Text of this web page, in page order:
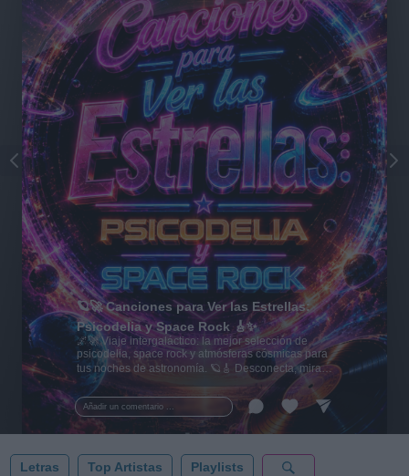
Añadir un comentario ...
🪐🚀 Canciones para Ver las Estrellas:
Psicodelia y Space Rock 🎸✨
🌌🚀 Viaje intergaláctico: la mejor selección de
psicodelia, space rock y atmósferas cósmicas para
tus noches de astronomía. 🪐🎸 Desconecta, mira
al firmamento y siente la gravedad cero. 💾 ¡Guarda
esta colección para tu próxima noche estrellada!
✨⭐
Letras Top Artistas Playlists